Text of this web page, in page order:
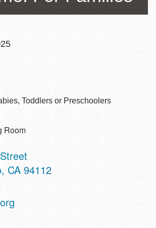
Toddlers or Preschoolers
Room
, CA 94112